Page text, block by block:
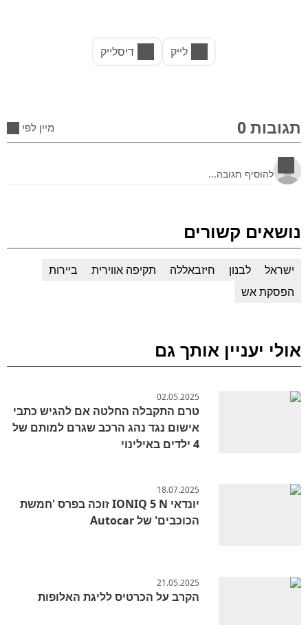
לייק דיסלייק
תגובות 0 מיין לפי
נושאים קשורים
ישראל לבנון חיזבאללה תקיפה אווירית
ביירות
הפסקת אש
אולי יעניין אותך גם
02.05.2025
טרם התקבלה החלטה אם להגיש כתבי
אישום נגד נהג הרכב שגרם למותם של
4 ילדים באילינוי
18.07.2025
יונדאי IONIQ 5 N זוכה בפרס 'חמשת
הכוכבים' של Autocar
21.05.2025
הקרב על הכרטיס לליגת האלופות